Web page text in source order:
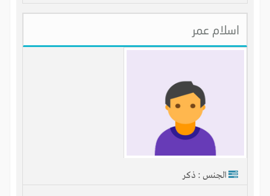
اسلام عمر
الجنس : ذكر